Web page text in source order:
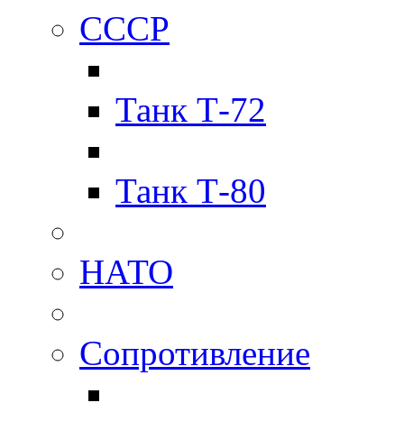
СССР
Танк Т-72
Танк Т-80
НАТО
Сопротивление